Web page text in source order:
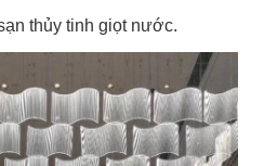
thủy tinh giọt nước.